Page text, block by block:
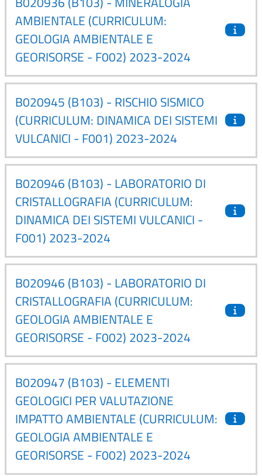
AMBIENTALE (CURRICULUM:
GEOLOGIA AMBIENTALE E
GEORISORSE - F002) 2023-2024
B020945 (B103) - RISCHIO SISMICO
(CURRICULUM: DINAMICA DEI SISTEMI
VULCANICI - F001) 2023-2024
B020946 (B103) - LABORATORIO DI
CRISTALLOGRAFIA (CURRICULUM:
DINAMICA DEI SISTEMI VULCANICI -
F001) 2023-2024
B020946 (B103) - LABORATORIO DI
CRISTALLOGRAFIA (CURRICULUM:
GEOLOGIA AMBIENTALE E
GEORISORSE - F002) 2023-2024
B020947 (B103) - ELEMENTI
GEOLOGICI PER VALUTAZIONE
IMPATTO AMBIENTALE (CURRICULUM:
GEOLOGIA AMBIENTALE E
GEORISORSE - F002) 2023-2024